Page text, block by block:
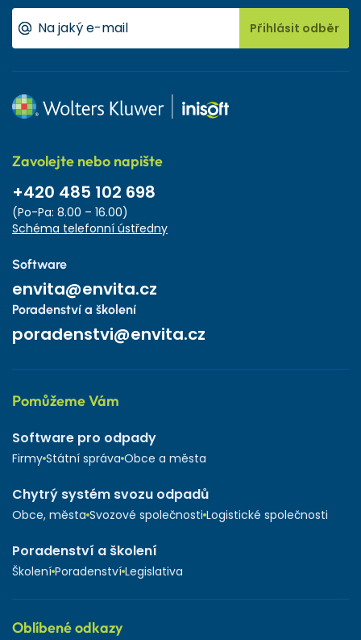
Přihlásit odběr
Zavolejte nebo napište
+420 485 102 698
(Po-Pa: 8.00 – 16.00)
Schéma telefonní ústředny
Software
envita@envita.cz
Poradenství a školení
poradenstvi@envita.cz
Pomůžeme Vám
Software pro odpady
Firmy Státní správa Obce a města
Chytrý systém svozu odpadů
Obce, města Svozové společnosti Logistické společnosti
Poradenství a školení
Školení Poradenství Legislativa
Oblíbené odkazy